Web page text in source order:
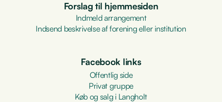
Forslag til hjemmesiden
Indmeld arrangement
Indsend beskrivelse af forening eller institution
Facebook links
Offentlig side
Privat gruppe
Køb og salg i Langholt